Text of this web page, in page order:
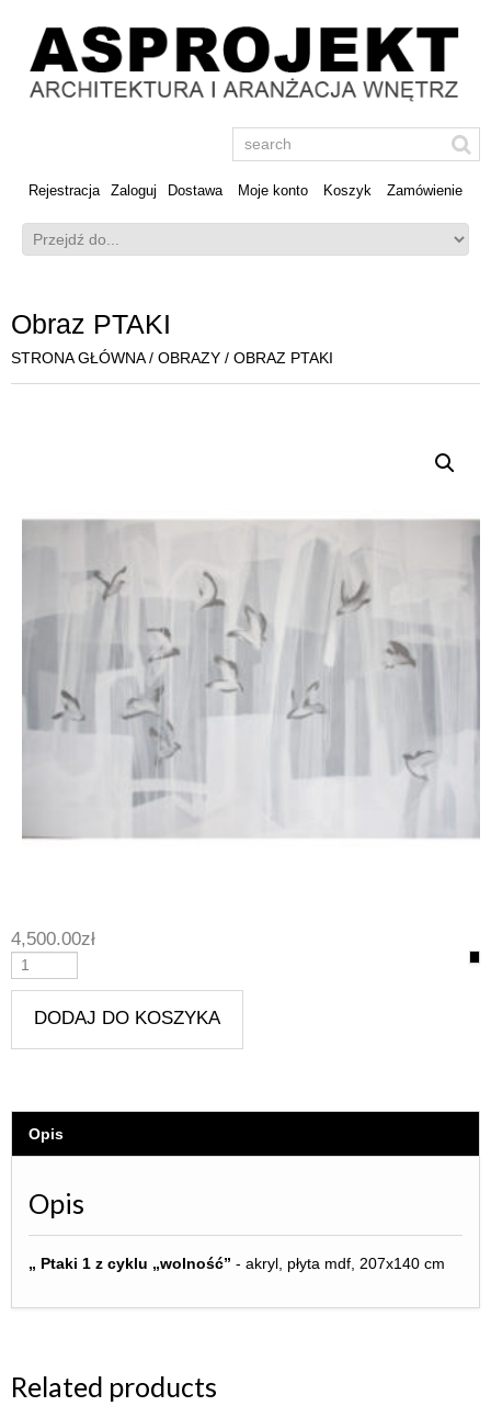
Rejestracja Zaloguj Dostawa Moje konto Koszyk Zamówienie
Obraz PTAKI
STRONA GŁÓWNA/ OBRAZY / OBRAZ PTAKI
4,500.00zł
DODAJ DO KOSZYKA
Opis
Opis
„ Ptaki 1 z cyklu „wolność” - akryl, płyta mdf, 207x140 cm
Related products